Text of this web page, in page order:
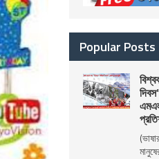
Popular Posts